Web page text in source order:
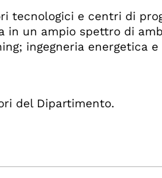
tecnologici e centri di
in un ampio spettro di
ingegneria energetica
del Dipartimento.